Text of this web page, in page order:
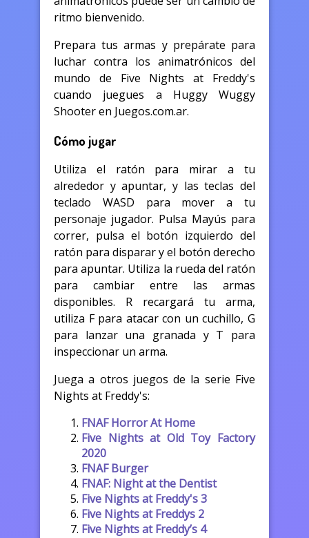
ritmo bienvenido.
Prepara tus armas y prepárate para
luchar contra los animatrónicos del
mundo de Five Nights at Freddy's
cuando juegues a Huggy Wuggy
Shooter en Juegos.com.ar.
Cómo jugar
Utiliza el ratón para mirar a tu
alrededor y apuntar, y las teclas del
teclado WASD para mover a tu
personaje jugador. Pulsa Mayús para
correr, pulsa el botón izquierdo del
ratón para disparar y el botón derecho
para apuntar. Utiliza la rueda del ratón
para cambiar entre las armas
disponibles. R recargará tu arma,
utiliza F para atacar con un cuchillo, G
para lanzar una granada y T para
inspeccionar un arma.
Juega a otros juegos de la serie Five
Nights at Freddy's:
FNAF Horror At Home
Five Nights at Old Toy Factory
2020
FNAF Burger
FNAF: Night at the Dentist
Five Nights at Freddy's 3
Five Nights at Freddys 2
Five Nights at Freddy’s 4